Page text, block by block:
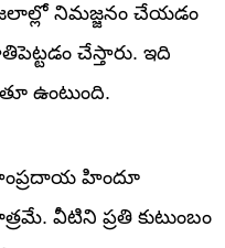
జలాల్లో నిమజ్జనం చేయడం
చేస్తారు. ఇది
ఉంటుంది.
హిందూ
వీటిని ప్రతి కుటుంబం